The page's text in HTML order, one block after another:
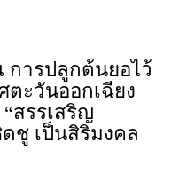
การปลูกต้นยอไว้
ตะวันออกเฉียง
สรรเสริญ
ดชู เป็นสิริมงคล